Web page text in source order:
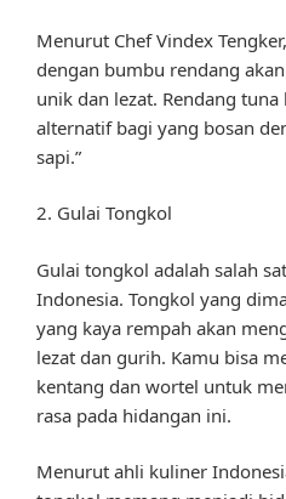
Menurut Chef Vindex
dengan bumbu rendang
unik dan lezat. Rendang
alternatif bagi yang bosan
sapi.”
2. Gulai Tongkol
Gulai tongkol adalah salah
Indonesia. Tongkol yang
yang kaya rempah akan
lezat dan gurih. Kamu bisa
kentang dan wortel untuk
rasa pada hidangan ini.
Menurut ahli kuliner